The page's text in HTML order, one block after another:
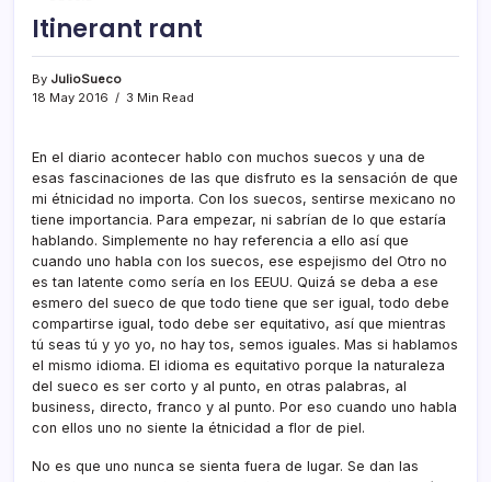
Itinerant rant
By JulioSueco
18 May 2016
3 Min Read
En el diario acontecer hablo con muchos suecos y una de
esas fascinaciones de las que disfruto es la sensación de que
mi étnicidad no importa. Con los suecos, sentirse mexicano no
tiene importancia. Para empezar, ni sabrí­an de lo que estarí­a
hablando. Simplemente no hay referencia a ello así­ que
cuando uno habla con los suecos, ese espejismo del Otro no
es tan latente como serí­a en los EEUU. Quizá se deba a ese
esmero del sueco de que todo tiene que ser igual, todo debe
compartirse igual, todo debe ser equitativo, así­ que mientras
tú seas tú y yo yo, no hay tos, semos iguales. Mas si hablamos
el mismo idioma. El idioma es equitativo porque la naturaleza
del sueco es ser corto y al punto, en otras palabras, al
business, directo, franco y al punto. Por eso cuando uno habla
con ellos uno no siente la étnicidad a flor de piel.
No es que uno nunca se sienta fuera de lugar. Se dan las